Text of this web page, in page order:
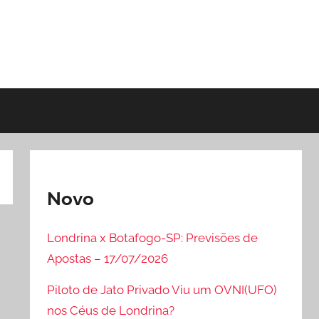
Novo
Londrina x Botafogo-SP: Previsões de
Apostas – 17/07/2026
Piloto de Jato Privado Viu um OVNI(UFO)
nos Céus de Londrina?